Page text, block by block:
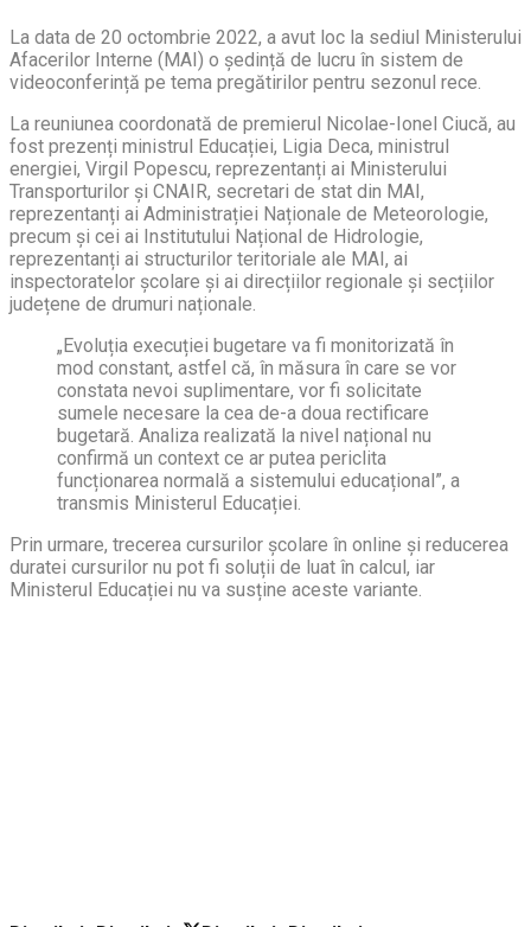
La data de 20 octombrie 2022, a avut loc la sediul Ministerului
Afacerilor Interne (MAI) o ședință de lucru în sistem de
videoconferință pe tema pregătirilor pentru sezonul rece.
La reuniunea coordonată de premierul Nicolae-Ionel Ciucă, au
fost prezenți ministrul Educației, Ligia Deca, ministrul
energiei, Virgil Popescu, reprezentanți ai Ministerului
Transporturilor și CNAIR, secretari de stat din MAI,
reprezentanți ai Administrației Naționale de Meteorologie,
precum și cei ai Institutului Național de Hidrologie,
reprezentanți ai structurilor teritoriale ale MAI, ai
inspectoratelor școlare și ai direcțiilor regionale și secțiilor
județene de drumuri naționale.
„Evoluția execuției bugetare va fi monitorizată în
mod constant, astfel că, în măsura în care se vor
constata nevoi suplimentare, vor fi solicitate
sumele necesare la cea de-a doua rectificare
bugetară. Analiza realizată la nivel național nu
confirmă un context ce ar putea periclita
funcționarea normală a sistemului educațional”, a
transmis Ministerul Educației.
Prin urmare, trecerea cursurilor școlare în online și reducerea
duratei cursurilor nu pot fi soluții de luat în calcul, iar
Ministerul Educației nu va susține aceste variante.